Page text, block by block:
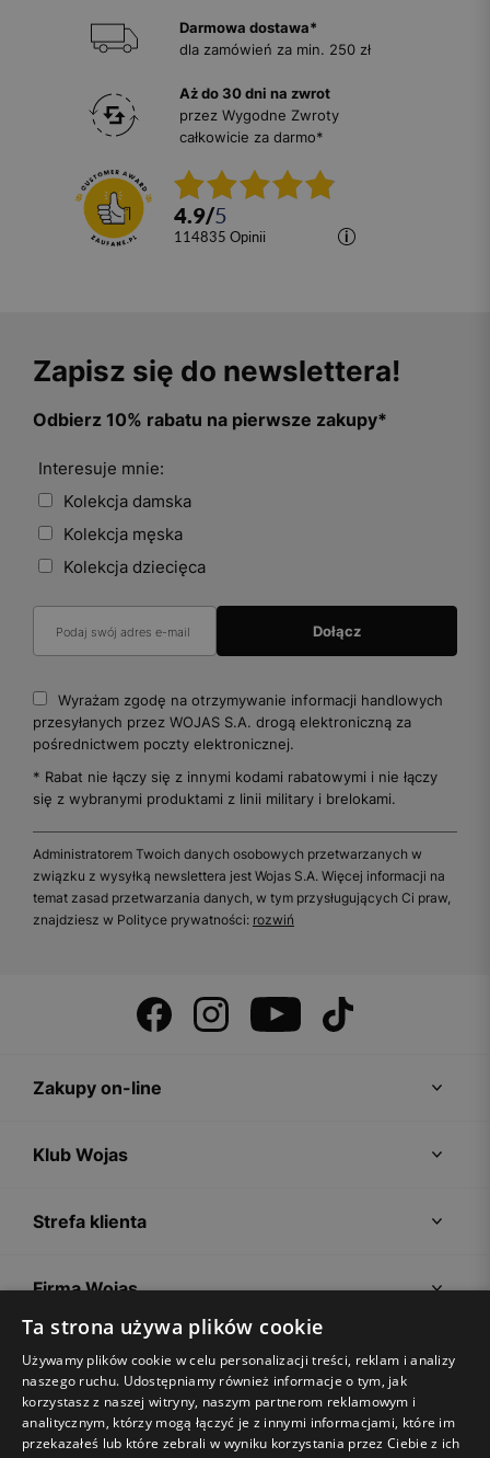
Darmowa dostawa*
dla zamówień za min. 250 zł
Aż do 30 dni na zwrot
przez Wygodne Zwroty
całkowicie za darmo*
4.9/5
114835 opinii
Zapisz się do newslettera!
Odbierz 10% rabatu na pierwsze zakupy*
Interesuje mnie:
Kolekcja damska
Kolekcja męska
Kolekcja dziecięca
Wyrażam zgodę na otrzymywanie informacji handlowych
przesyłanych przez WOJAS S.A. drogą elektroniczną za
pośrednictwem poczty elektronicznej.
* Rabat nie łączy się z innymi kodami rabatowymi i nie łączy
się z wybranymi produktami z linii military i brelokami.
Administratorem Twoich danych osobowych przetwarzanych w
związku z wysyłką newslettera jest Wojas S.A. Więcej informacji na
temat zasad przetwarzania danych, w tym przysługujących Ci praw,
znajdziesz w Polityce prywatności: rozwiń
Zakupy on-line
Klub Wojas
Strefa klienta
Firma Wojas
Porady
Ta strona używa plików cookie
Używamy plików cookie w celu personalizacji treści, reklam i analizy
naszego ruchu. Udostępniamy również informacje o tym, jak
korzystasz z naszej witryny, naszym partnerom reklamowym i
analitycznym, którzy mogą łączyć je z innymi informacjami, które im
przekazałeś lub które zebrali w wyniku korzystania przez Ciebie z ich